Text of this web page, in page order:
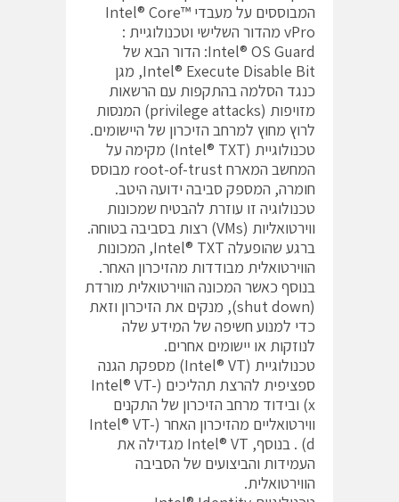
המבוססים על מעבדי Intel® Core™
vPro מהדור השלישי וטכנולוגיית :
Intel® OS Guard: הדור הבא של
Intel® Execute Disable Bit, מגן
כנגד הסלמה בהתקפות עם הרשאות
מזויפות (privilege attacks) המנסות
לרוץ מחוץ למרחב הזיכרון של היישומים.
טכנולוגיית (Intel® TXT) מקימה על
המחשב המארח root-of-trust מבוסס
חומרה, המספק סביבה ידועה היטב.
טכנולוגיה זו עוזרת להבטיח שמכונות
ווירטואליות (VMs) רצות בסביבה בטוחה.
ברגע שהופעלה Intel® TXT, המכונות
הווירטואלית מבודדות מהזיכרון האחר.
בנוסף כאשר המכונה הווירטואלית מורדת
(shut down), מנקים את הזיכרון וזאת
כדי למנוע חשיפה של המידע שלה
לנוזקות או יישומים אחרים.
טכנולוגיית (Intel® VT) מספקת הגנה
ספציפית להרצת תהליכים (Intel® VT-
x) ובידוד מרחב הזיכרון של התקנים
ווירטואליים מהזיכרון האחר (Intel® VT-
d) . בנוסף, Intel® VT מגדילה את
העמידות והביצועים של הסביבה
הווירטואלית.